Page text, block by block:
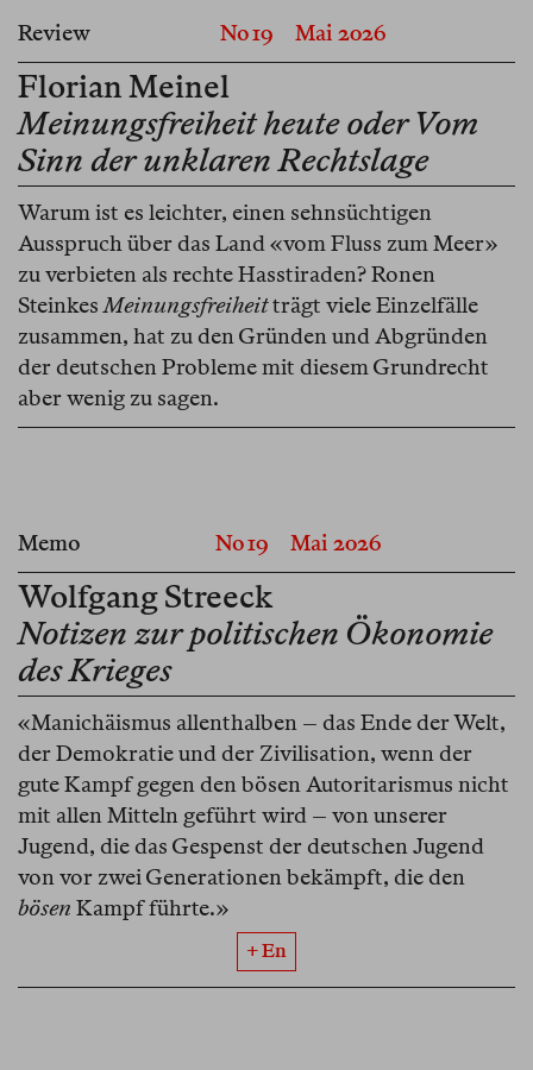
Review No 19 Mai 2026
Florian Meinel
Meinungsfreiheit heute oder Vom
Sinn der unklaren Rechtslage
Warum ist es leichter, einen sehnsüchtigen
Ausspruch über das Land «vom Fluss zum Meer»
zu verbieten als rechte Hasstiraden? Ronen
Steinkes Meinungsfreiheitträgt viele Einzelfälle
zusammen, hat zu den Gründen und Abgründen
der deutschen Probleme mit diesem Grundrecht
aber wenig zu sagen.
Memo No 19 Mai 2026
Wolfgang Streeck
Notizen zur politischen Ökonomie
des Krieges
«Manichäismus allenthalben – das Ende der Welt,
der Demokratie und der Zivilisation, wenn der
gute Kampf gegen den bösen Autoritarismus nicht
mit allen Mitteln geführt wird – von unserer
Jugend, die das Gespenst der deutschen Jugend
von vor zwei Generationen bekämpft, die den
bösen Kampf führte.»
+ En